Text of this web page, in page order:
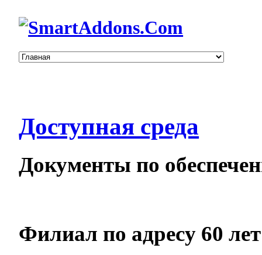
Доступная среда
Документы по
Филиал по адресу 60